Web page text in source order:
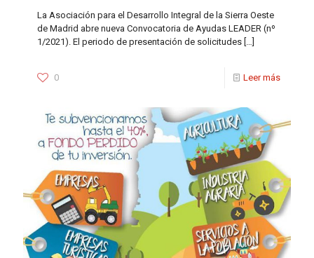
La Asociación para el Desarrollo Integral de la Sierra Oeste
de Madrid abre nueva Convocatoria de Ayudas LEADER (nº
1/2021). El periodo de presentación de solicitudes […]
0 Leer más